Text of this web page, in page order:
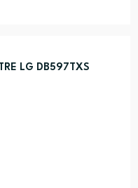
LG DB597TXS